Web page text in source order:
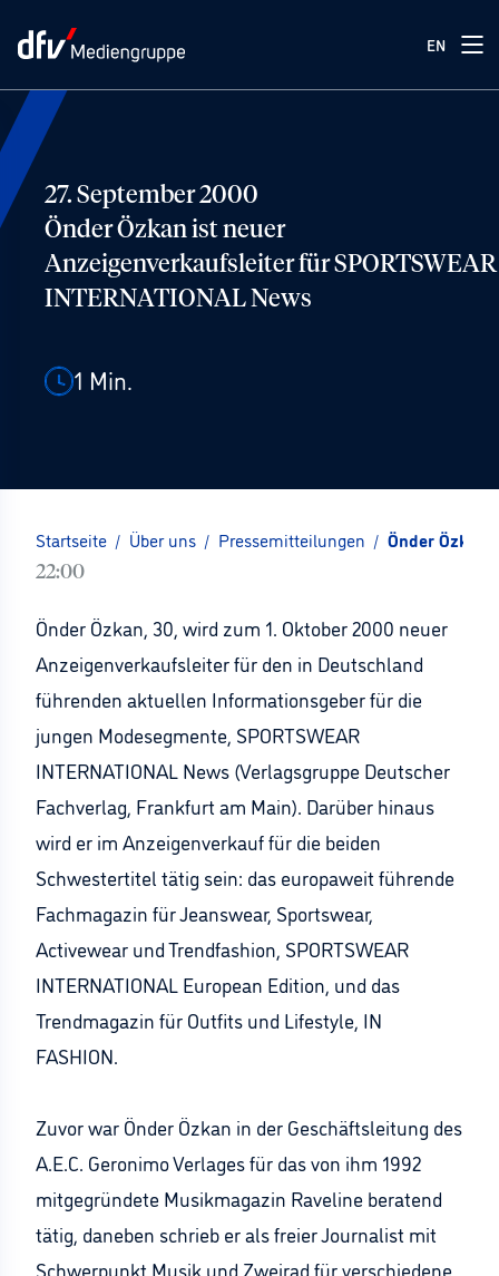
EN
27. September 2000
Önder Özkan ist neuer
Anzeigenverkaufsleiter für SPORTSWEAR
INTERNATIONAL News
1 Min.
Startseite / Über uns / Pressemitteilungen / Önder Özkan
22:00
Önder Özkan, 30, wird zum 1. Oktober 2000 neuer
Anzeigenverkaufsleiter für den in Deutschland
führenden aktuellen Informationsgeber für die
jungen Modesegmente, SPORTSWEAR
INTERNATIONAL News (Verlagsgruppe Deutscher
Fachverlag, Frankfurt am Main). Darüber hinaus
wird er im Anzeigenverkauf für die beiden
Schwestertitel tätig sein: das europaweit führende
Fachmagazin für Jeanswear, Sportswear,
Activewear und Trendfashion, SPORTSWEAR
INTERNATIONAL European Edition, und das
Trendmagazin für Outfits und Lifestyle, IN
FASHION.
Zuvor war Önder Özkan in der Geschäftsleitung des
A.E.C. Geronimo Verlages für das von ihm 1992
mitgegründete Musikmagazin Raveline beratend
tätig, daneben schrieb er als freier Journalist mit
Schwerpunkt Musik und Zweirad für verschiedene